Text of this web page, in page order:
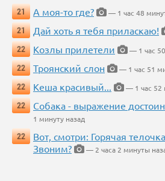
21
А моя-то где?
— 1 час 48
21
Дай хоть я тебя приласкаю!
22
Козлы прилетели
— 1 час
22
Троянский слон
— 1 час 51
22
Кеша красивый...
— 1 час 52
22
Собака - выражение
1 минуту назад
22
Вот, смотри: Горячая
Звоним?
— 2 часа 2 минуты